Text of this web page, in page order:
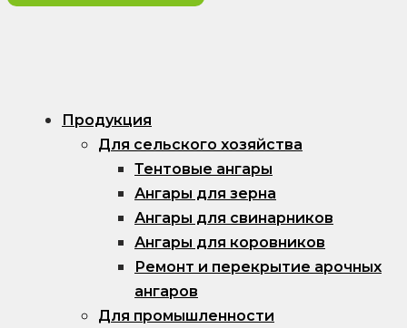
Продукция
Для сельского хозяйства
Тентовые ангары
Ангары для зерна
Ангары для свинарников
Ангары для коровников
Ремонт и перекрытие арочных
ангаров
Для промышленности